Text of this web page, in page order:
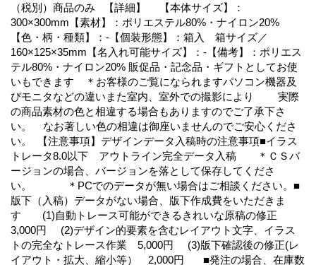
（税別）商品のみ 【詳細】 【本体サイズ】：
300×300mm【素材】：ポリエステル80%・ナイロン20%
【色・柄・種類】：-【個装形態】：箱入 箱サイズ／
160×125×35mm【名入れ可能サイズ】：-【備考】：ポリエス
テル80%・ナイロン20% 販促品・記念品・ギフトとしてお使
いもできます ＊お客様のご覧になられますパソコン機器及
びモニタなどの違いまた室内、室外での撮影により 実際
の商品素材の色と相違する場合もありますのでご了承下さ
い。 なお著しい色の相違は御座いませんのでご安心くださ
い。 【注意事項】デザインデータ入稿時の注意事項■イラス
トレータ8.0以下 アウトライン完全データ入稿 ＊ＣＳバ
ージョンの場合、バージョンを落として保存してくださ
い。 ＊PCでのデータが無い場合はご相談ください。■
版下（入稿）データがない場合、版下作成費をいただきま
す (1)自動トレース可能ができるきれいな原稿の修正
3,000円 (2)デザイン的要素を含むレイアウト文字、イラス
トの完全なトレース作業 5,000円 (3)版下確認後の修正(レ
イアウト・拡大、縮小等） 2,000円 ■発注の場合、在庫数